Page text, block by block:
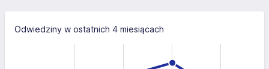
Odwiedziny w ostatnich 4 miesiącach